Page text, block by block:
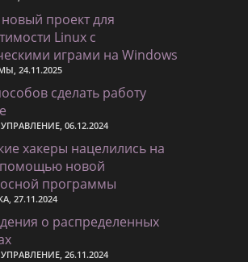
проект для
Linux с
играми на Windows
24.11.2025
сделать работу
06.12.2024
хакеры нацелились на
помощью новой
программы
27.11.2024
о распределенных
26.11.2024